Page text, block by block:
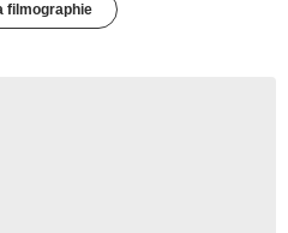
filmographie